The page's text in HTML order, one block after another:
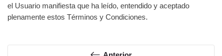
el Usuario manifiesta que ha leído, entendido y aceptado
plenamente estos Términos y Condiciones.